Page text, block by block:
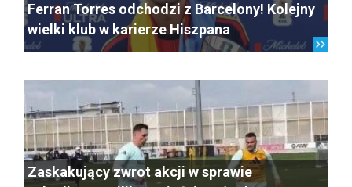
Ferran Torres odchodzi z Barcelony! Kolejny
wielki klub w karierze Hiszpana
Zaskakujący zwrot akcji w sprawie